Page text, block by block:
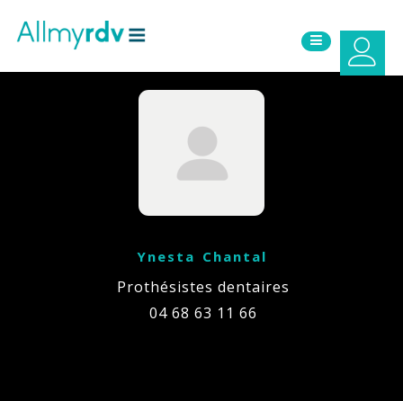
Ynesta Chantal
Prothésistes dentaires
04 68 63 11 66